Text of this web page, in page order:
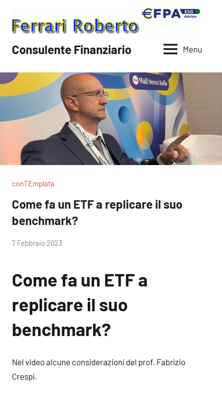
contenuto
Consulente Finanziario Menu
conTEmplata
Come fa un ETF a replicare il suo
benchmark?
di
7 Febbraio 2023
Come fa un ETF a
replicare il suo
benchmark?
Nel video alcune considerazioni del prof. Fabrizio
Crespi.